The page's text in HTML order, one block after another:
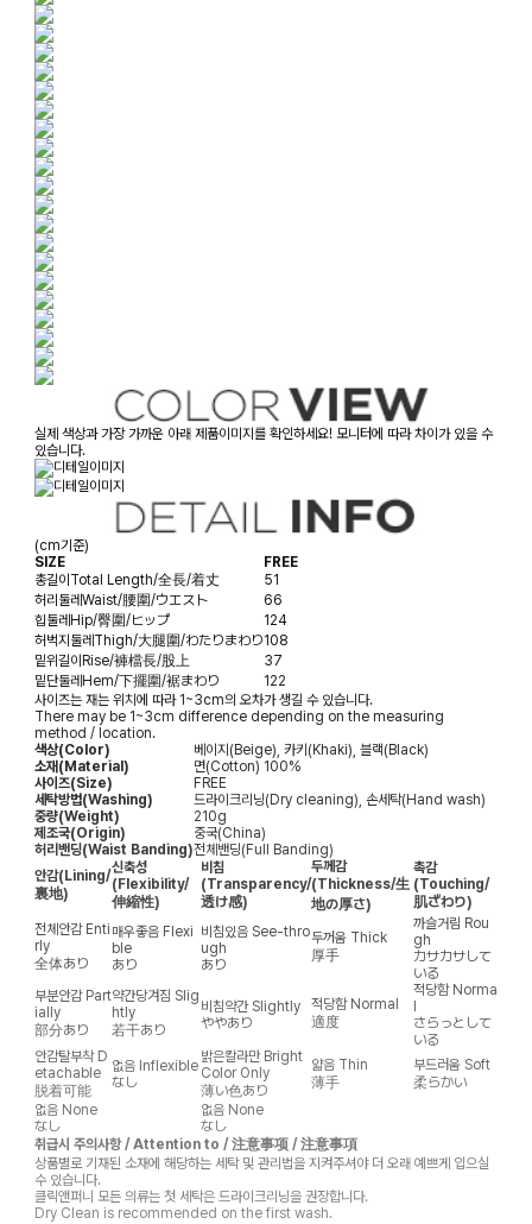
실제 색상과 가장 가까운 아래 제품이미지를 확인하세요! 모니터에 따라 차이가 있을 수
있습니다.
(cm기준)
SIZE
FREE
총길이Total Length/全長/着丈
51
허리둘레Waist/腰圍/ウエスト
66
힙둘레Hip/臀圍/ヒップ
124
허벅지둘레Thigh/大腿圍/わたりまわり108
밑위길이Rise/褲檔長/股上
37
밑단둘레Hem/下擺圍/裾まわり
122
사이즈는 재는 위치에 따라 1~3cm의 오차가 생길 수 있습니다.
There may be 1~3cm difference depending on the measuring
method / location.
색상(Color)
베이지(Beige), 카키(Khaki), 블랙(Black)
소재(Material)
면(Cotton) 100%
사이즈(Size)
FREE
세탁방법(Washing)
드라이크리닝(Dry cleaning), 손세탁(Hand wash)
중량(Weight)
210g
제조국(Origin)
중국(China)
허리밴딩(Waist Banding)전체밴딩(Full Banding)
안감(Lining/
裏地)
신축성
(Flexibility/
伸縮性)
비침
(Transparency/
透け感)
두께감
(Thickness/生
地の厚さ)
촉감
(Touching/
肌ざわり)
전체안감 Enti
rly
全体あり
매우좋음 Flexi
ble
あり
비침있음 See-thro
ugh
あり
두꺼움 Thick
厚手
까슬거림 Rou
gh
カサカサして
いる
부분안감 Part
ially
部分あり
약간당겨짐 Slig
htly
若干あり
비침약간 Slightly
ややあり
적당함 Normal
適度
적당함 Norma
l
さらっとして
いる
안감탈부착 D
etachable
脱着可能
없음 Inflexible
なし
밝은칼라만 Bright
Color Only
薄い色あり
얇음 Thin
薄手
부드러움 Soft
柔らかい
없음 None
なし
없음 None
なし
취급시 주의사항 / Attention to / 注意事项 / 注意事項
상품별로 기재된 소재에 해당하는 세탁 및 관리법을 지켜주셔야 더 오래 예쁘게 입으실
수 있습니다.
클릭앤퍼니 모든 의류는 첫 세탁은 드라이크리닝을 권장합니다.
Dry Clean is recommended on the first wash.